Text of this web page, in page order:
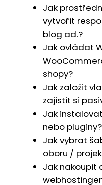
Jak
vytvořit
blog ad.?
Jak ovládat
shopy?
Jak založit
zajistit si
Jak
nebo pluginy?
Jak vybrat
oboru /
Jak nakoupit